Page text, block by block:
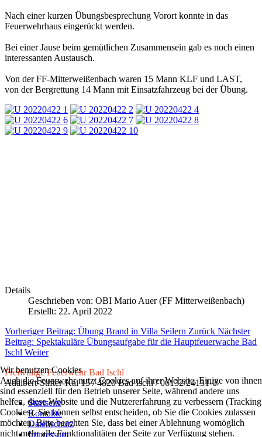
Nach einer kurzen Übungsbesprechung Vorort konnte in das
Feuerwehrhaus eingerückt werden.
Bei einer Jause beim gemütlichen Zusammensein gab es noch einen
interessanten Austausch.
Von der FF-Mitterweißenbach waren 15 Mann KLF und LAST,
von der Bergrettung 14 Mann mit Einsatzfahrzeug bei der Übung.
Details
Geschrieben von: OBI Mario Auer (FF Mitterweißenbach)
Erstellt: 22. April 2022
Vorheriger Beitrag: Übung Brand in Villa Seilern Zurück Nächster
Beitrag: Spektakuläre Übungsaufgabe für die Hauptfeuerwache Bad
Ischl Weiter
Freiwillige Feuerwehr Bad Ischl
Adalbert-Stifter-Kai 15 / 4820 Bad Ischl / 06132/24131-0
Startseite
Kontakte
Datenschutz
Impressum
Wir benutzen Cookies
Auch die Feuerwehr nutzt Cookies auf ihrer Website. Einige von ihnen
sind essenziell für den Betrieb unserer Seite, während andere uns
helfen, diese Website und die Nutzererfahrung zu verbessern (Tracking
Cookies). Sie können selbst entscheiden, ob Sie die Cookies zulassen
möchten. Bitte beachten Sie, dass bei einer Ablehnung womöglich
nicht mehr alle Funktionalitäten der Seite zur Verfügung stehen.